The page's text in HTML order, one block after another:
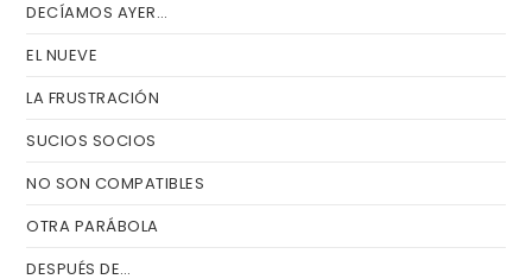
DECÍAMOS AYER…
EL NUEVE
LA FRUSTRACIÓN
SUCIOS SOCIOS
NO SON COMPATIBLES
OTRA PARÁBOLA
DESPUÉS DE…